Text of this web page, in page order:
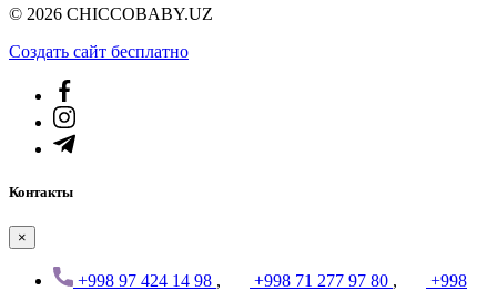
© 2026 CHICCOBABY.UZ
Создать cайт бесплатно
Контакты
×
+998 97 424 14 98 , +998 71 277 97 80 , +998